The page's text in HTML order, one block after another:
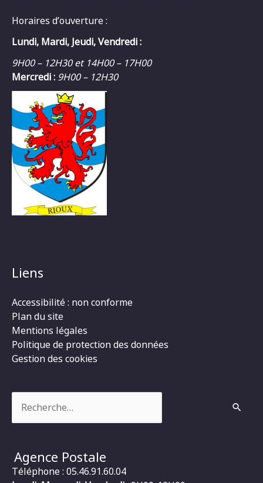
Horaires d’ouverture :
Lundi, Mardi, Jeudi, Vendredi :
9H00 – 12H30 et 14H00 – 17H00
Mercredi : 9H00 – 12H30
Liens
Accessibilité : non conforme
Plan du site
Mentions légales
Politique de protection des données
Gestion des cookies
Agence Postale
Téléphone : 05.46.91.60.04